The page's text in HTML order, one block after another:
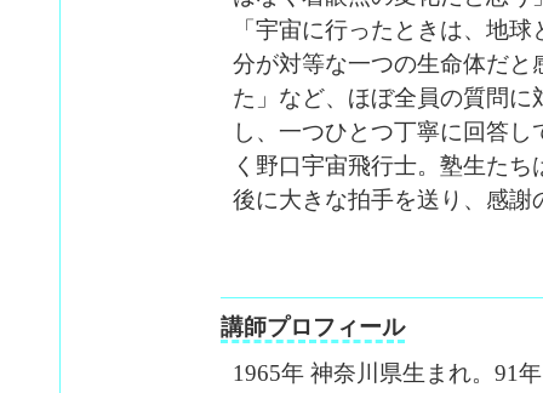
「宇宙に行ったときは、地球
分が対等な一つの生命体だと
た」など、ほぼ全員の質問に
し、一つひとつ丁寧に回答し
く野口宇宙飛行士。塾生たち
後に大きな拍手を送り、感謝
講師プロフィール
1965年 神奈川県生まれ。91